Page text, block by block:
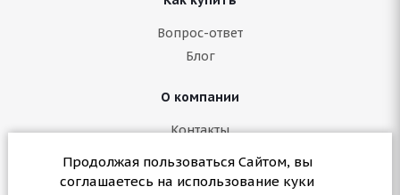
Продолжая пользоваться Сайтом, вы
соглашаетесь на использование куки
Вопрос-ответ
Блог
О компании
Контакты
Политика конфиденциальности
Согласие на обработку персональных данных